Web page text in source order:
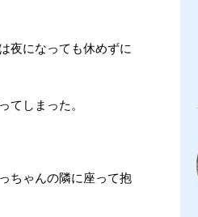
夜になっても休めずに
てしまった。
ちゃんの隣に座って抱